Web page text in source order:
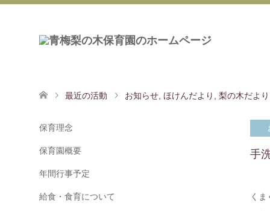
最近の活動 お知らせ ほけんだより 梨の木だより
手
く
保育理念
保育園概要
年間行事予定
給食・食育について